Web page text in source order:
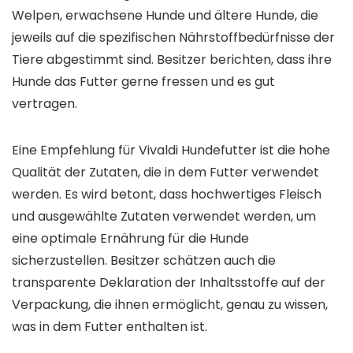
Welpen, erwachsene Hunde und ältere Hunde, die
jeweils auf die spezifischen Nährstoffbedürfnisse der
Tiere abgestimmt sind. Besitzer berichten, dass ihre
Hunde das Futter gerne fressen und es gut
vertragen.
Eine Empfehlung für Vivaldi Hundefutter ist die hohe
Qualität der Zutaten, die in dem Futter verwendet
werden. Es wird betont, dass hochwertiges Fleisch
und ausgewählte Zutaten verwendet werden, um
eine optimale Ernährung für die Hunde
sicherzustellen. Besitzer schätzen auch die
transparente Deklaration der Inhaltsstoffe auf der
Verpackung, die ihnen ermöglicht, genau zu wissen,
was in dem Futter enthalten ist.